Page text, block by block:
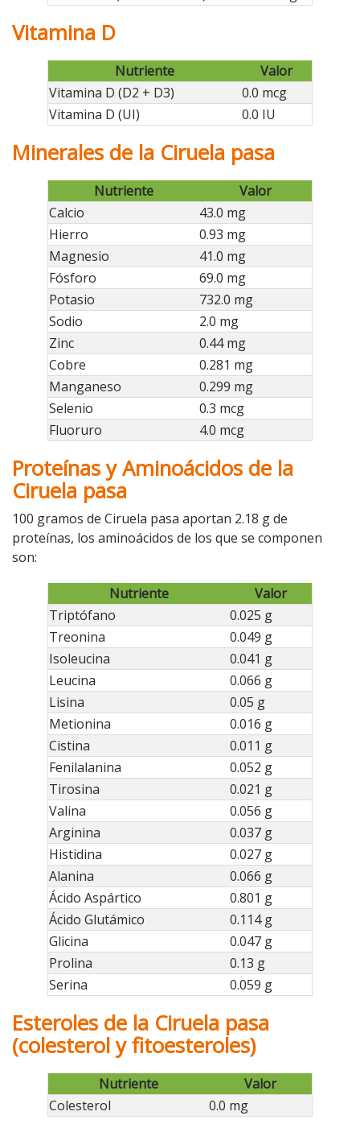
Vitamina D
Nutriente
Valor
Vitamina D (D2 + D3)
0.0 mcg
Vitamina D (UI)
0.0 IU
Minerales de la Ciruela pasa
Nutriente
Valor
Calcio
43.0 mg
Hierro
0.93 mg
Magnesio
41.0 mg
Fósforo
69.0 mg
Potasio
732.0 mg
Sodio
2.0 mg
Zinc
0.44 mg
Cobre
0.281 mg
Manganeso
0.299 mg
Selenio
0.3 mcg
Fluoruro
4.0 mcg
Proteínas y Aminoácidos de la
Ciruela pasa
100 gramos de Ciruela pasa aportan 2.18 g de
proteínas, los aminoácidos de los que se componen
son:
Nutriente
Valor
Triptófano
0.025 g
Treonina
0.049 g
Isoleucina
0.041 g
Leucina
0.066 g
Lisina
0.05 g
Metionina
0.016 g
Cistina
0.011 g
Fenilalanina
0.052 g
Tirosina
0.021 g
Valina
0.056 g
Arginina
0.037 g
Histidina
0.027 g
Alanina
0.066 g
Ácido Aspártico
0.801 g
Ácido Glutámico
0.114 g
Glicina
0.047 g
Prolina
0.13 g
Serina
0.059 g
Esteroles de la Ciruela pasa
(colesterol y fitoesteroles)
Nutriente
Valor
Colesterol
0.0 mg